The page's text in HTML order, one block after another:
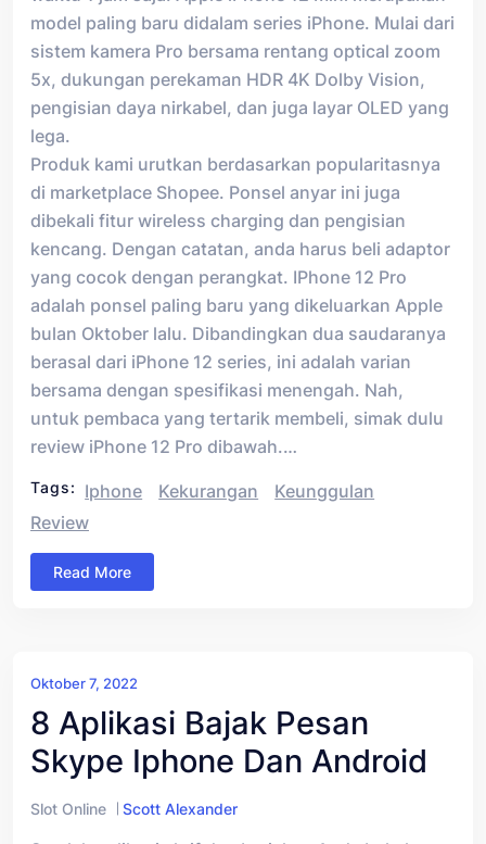
model paling baru didalam series iPhone. Mulai dari
sistem kamera Pro bersama rentang optical zoom
5x, dukungan perekaman HDR 4K Dolby Vision,
pengisian daya nirkabel, dan juga layar OLED yang
lega.
Produk kami urutkan berdasarkan popularitasnya
di marketplace Shopee. Ponsel anyar ini juga
dibekali fitur wireless charging dan pengisian
kencang. Dengan catatan, anda harus beli adaptor
yang cocok dengan perangkat. IPhone 12 Pro
adalah ponsel paling baru yang dikeluarkan Apple
bulan Oktober lalu. Dibandingkan dua saudaranya
berasal dari iPhone 12 series, ini adalah varian
bersama dengan spesifikasi menengah. Nah,
untuk pembaca yang tertarik membeli, simak dulu
review iPhone 12 Pro dibawah.…
Tags: Iphone Kekurangan
Keunggulan
Review
Read More
Oktober 7, 2022
8 Aplikasi Bajak Pesan
Skype Iphone Dan Android
Slot Online Scott Alexander